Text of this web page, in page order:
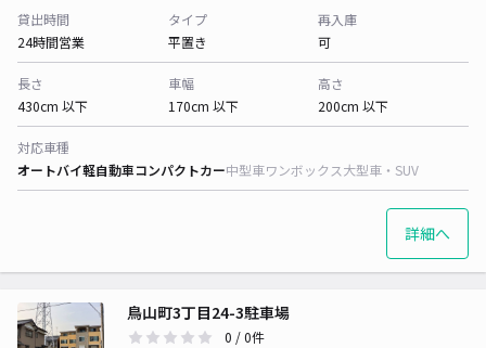
貸出時間
24時間営業
タイプ
平置き
再入庫
可
長さ
430cm 以下
車幅
170cm 以下
高さ
200cm 以下
対応車種
オートバイ軽自動車コンパクトカー中型車ワンボックス大型車・SUV
詳細へ
鳥山町3丁目24-3駐車場
0 / 0件